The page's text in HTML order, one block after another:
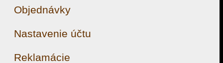
Objednávky
Nastavenie účtu
Reklamácie